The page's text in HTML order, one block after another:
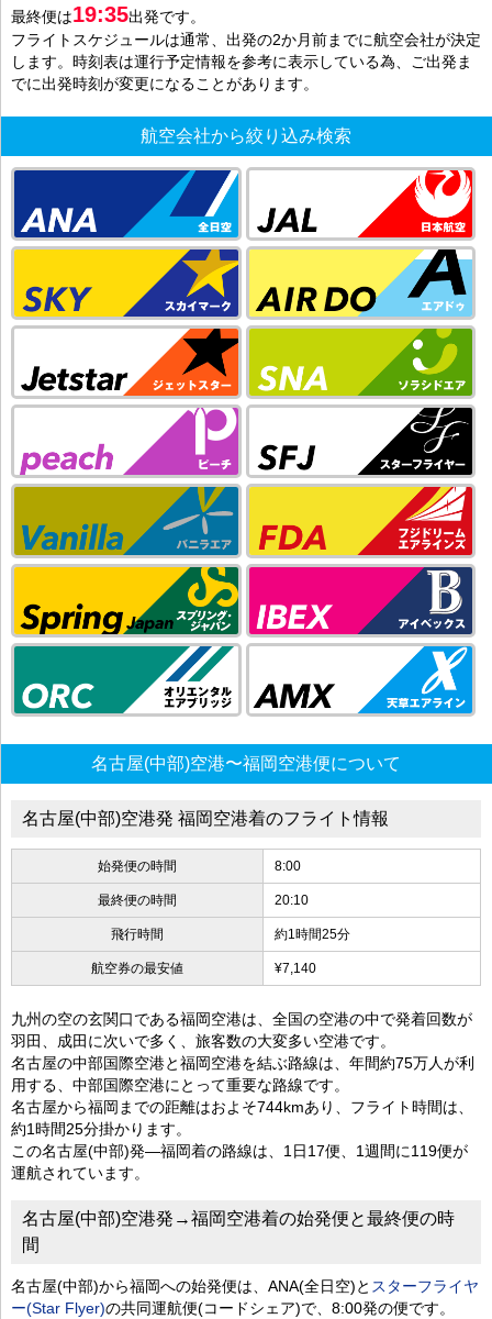
最終便は19:35出発です。
フライトスケジュールは通常、出発の2か月前までに航空会社が決定
します。時刻表は運行予定情報を参考に表示している為、ご出発ま
でに出発時刻が変更になることがあります。
航空会社から絞り込み検索
名古屋(中部)空港〜福岡空港便について
名古屋(中部)空港発 福岡空港着のフライト情報
始発便の時間 8:00
最終便の時間 20:10
飛行時間 約1時間25分
航空券の最安値 ¥7,140
九州の空の玄関口である福岡空港は、全国の空港の中で発着回数が
羽田、成田に次いで多く、旅客数の大変多い空港です。
名古屋の中部国際空港と福岡空港を結ぶ路線は、年間約75万人が利
用する、中部国際空港にとって重要な路線です。
名古屋から福岡までの距離はおよそ744kmあり、フライト時間は、
約1時間25分掛かります。
この名古屋(中部)発―福岡着の路線は、1日17便、1週間に119便が
運航されています。
名古屋(中部)空港発→福岡空港着の始発便と最終便の時
間
名古屋(中部)から福岡への始発便は、ANA(全日空)と スターフライヤ
ー(Star Flyer)の共同運航便(コードシェア)で、8:00発の便です。